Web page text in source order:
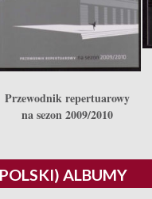
Przewodnik repertuarowy
na sezon 2009/2010
ALBUMY